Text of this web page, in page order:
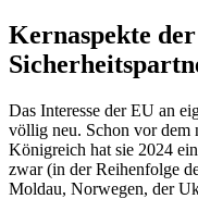
Kernaspekte
Das Interesse der EU an
völlig neu. Schon vor dem
Königreich hat sie 2024
zwar (in der Reihenfolge
Moldau, Norwegen, der